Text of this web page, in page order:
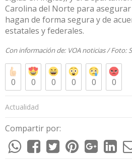
Carolina del Norte para
hagan de forma segura y de
estatales y federales.
Con información de: VOA noticias/ Foto:
0 0 0 0 0 0
Actualidad
Compartir por: